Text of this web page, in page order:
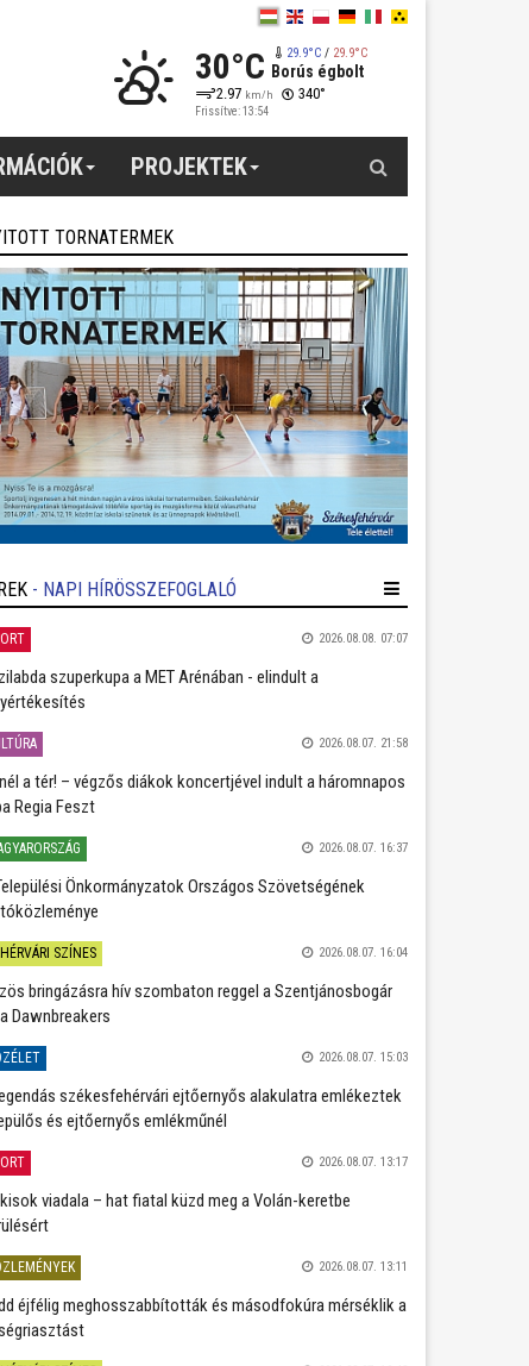
30°C 29.9°C/ 29.9°C
Borús égbolt
2.97 km/h 340°
Frissítve: 13:54
PROJEKTEK
TORNATERMEK
- NAPI HÍRÖSSZEFOGLALÓ
2026.08.08. 07:07
szuperkupa a MET Arénában - elindult a
2026.08.07. 21:58
a tér! – végzős diákok koncertjével indult a háromnapos
Regia Feszt
2026.08.07. 16:37
Önkormányzatok Országos Szövetségének
SZÍNES 2026.08.07. 16:04
bringázásra hív szombaton reggel a Szentjánosbogár
Dawnbreakers
2026.08.07. 15:03
székesfehérvári ejtőernyős alakulatra emlékeztek
és ejtőernyős emlékműnél
2026.08.07. 13:17
viadala – hat fiatal küzd meg a Volán-keretbe
2026.08.07. 13:11
éjfélig meghosszabbították és másodfokúra mérséklik a